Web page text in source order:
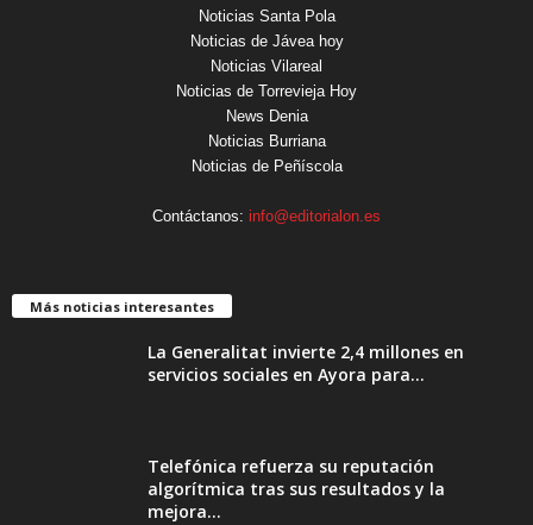
Noticias Santa Pola
Noticias de Jávea hoy
Noticias Vilareal
Noticias de Torrevieja Hoy
News Denia
Noticias Burriana
Noticias de Peñíscola
Contáctanos: info@editorialon.es
Más noticias interesantes
La Generalitat invierte 2,4 millones en
servicios sociales en Ayora para...
Telefónica refuerza su reputación
algorítmica tras sus resultados y la
mejora...